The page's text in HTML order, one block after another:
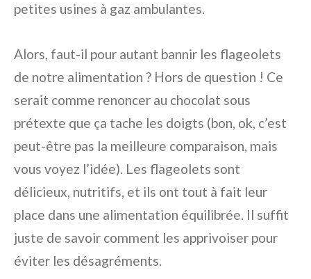
petites usines à gaz ambulantes.
Alors, faut-il pour autant bannir les flageolets
de notre alimentation ? Hors de question ! Ce
serait comme renoncer au chocolat sous
prétexte que ça tache les doigts (bon, ok, c’est
peut-être pas la meilleure comparaison, mais
vous voyez l’idée). Les flageolets sont
délicieux, nutritifs, et ils ont tout à fait leur
place dans une alimentation équilibrée. Il suffit
juste de savoir comment les apprivoiser pour
éviter les désagréments.